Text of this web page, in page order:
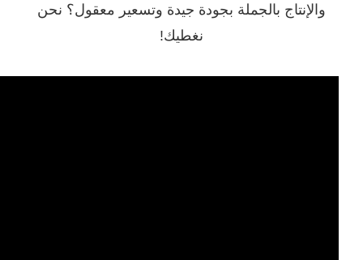
بالجملة بجودة جيدة وتسعير معقول؟ نحن
نغطيك!